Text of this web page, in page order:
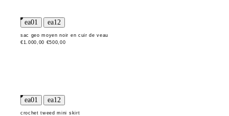
sac geo moyen noir en cuir de veau
€1.000,00 €500,00
crochet tweed mini skirt